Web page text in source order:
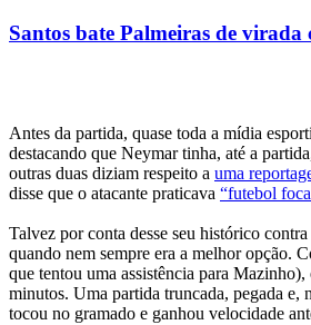
Santos bate Palmeiras de virada
Antes da partida, quase toda a mídia
destacando que Neymar tinha, até a
outras duas diziam respeito a uma
disse que o atacante praticava “futebol
Talvez por conta desse seu histórico
quando nem sempre era a melhor opção.
que tentou uma assistência para
minutos. Uma partida truncada, pegada e,
tocou no gramado e ganhou velocidade